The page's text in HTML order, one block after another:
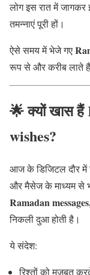
लोग इस रात में
तमन्नाएं पूरी हों।
ऐसे समय में भेजे गए
रूप से और करीब लाते
🌟 क्यों खास हैं
wishes?
आज के डिजिटल दौर में
और मैसेज के माध्यम से
Ramadan
निकली दुआ होती है।
ये संदेश:
रिश्तों को मजबूत